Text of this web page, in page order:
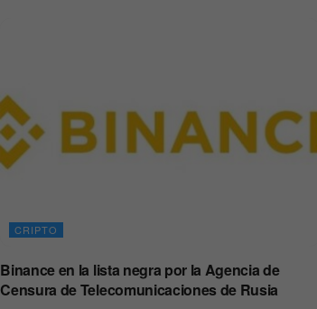
CRIPTO
Binance en la lista negra por la Agencia de
Censura de Telecomunicaciones de Rusia